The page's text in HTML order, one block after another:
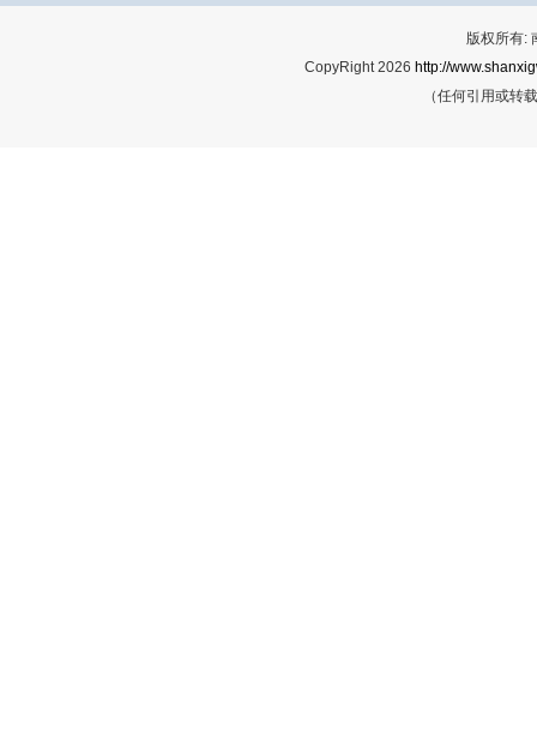
版权所有:
CopyRight 2026 http://
（任何引用或转